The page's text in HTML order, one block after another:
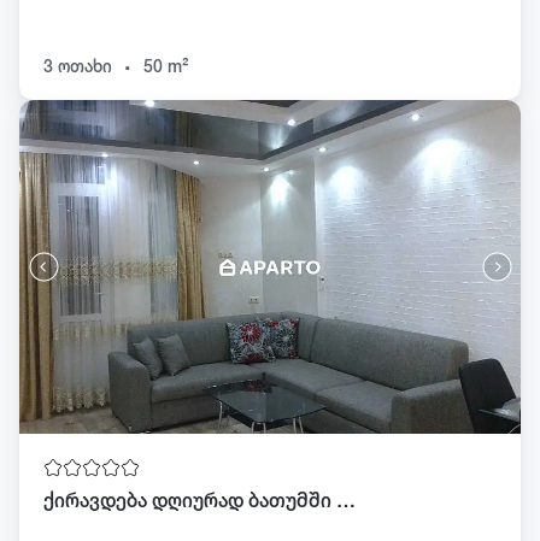
3 ოთახი . 50 m²
ქირავდება დღიურად ბათუმში მაკდონალდთან!